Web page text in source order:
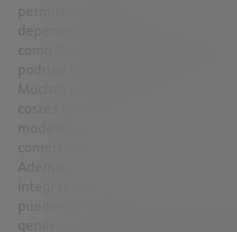
permiten adaptar la IA a
depender de las condiciones o
como OpenAI, Google o
podrían ser más económicos. Pero
Muchas empresas descubren que,
costes de hardware y
modelos propios puede salir más
comerciales.
Además, existe un riesgo
pueden ser modificados para usos
generar malware o instrucciones